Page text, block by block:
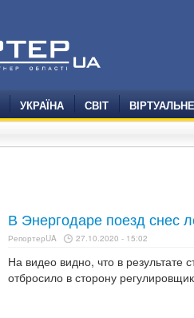
УКРАЇНА СВІТ
В Энергодаре поезд снес
РепортерUA 27.10.2020 - 15:02
На видео видно, что в результате
отбросило в сторону